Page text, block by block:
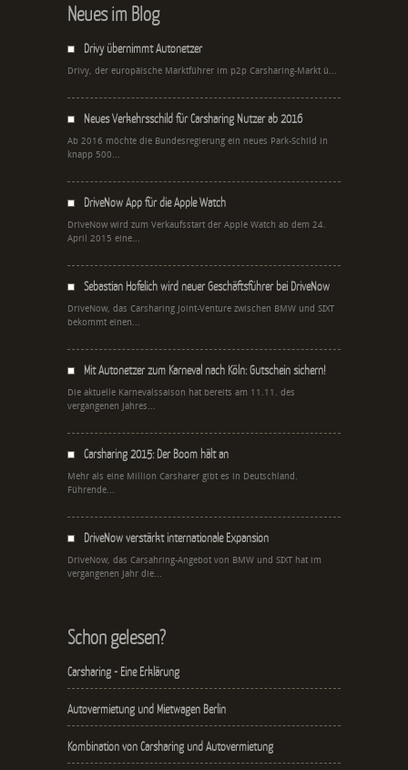
Neues im Blog
Drivy übernimmt Autonetzer
Drivy, der europäische Marktführer im p2p Carsharing-Markt ü...
Neues Verkehrsschild für Carsharing Nutzer ab 2016
Ab 2016 möchte die Bundesregierung ein neues Park-Schild in
knapp 500...
DriveNow App für die Apple Watch
DriveNow wird zum Verkaufsstart der Apple Watch ab dem 24.
April 2015 eine...
Sebastian Hofelich wird neuer Geschäftsführer bei DriveNow
DriveNow, das Carsharing Joint-Venture zwischen BMW und SIXT
bekommt einen...
Mit Autonetzer zum Karneval nach Köln: Gutschein sichern!
Die aktuelle Karnevalssaison hat bereits am 11.11. des
vergangenen Jahres...
Carsharing 2015: Der Boom hält an
Mehr als eine Million Carsharer gibt es in Deutschland.
Führende...
DriveNow verstärkt internationale Expansion
DriveNow, das Carsahring-Angebot von BMW und SIXT hat im
vergangenen Jahr die...
Schon gelesen?
Carsharing - Eine Erklärung
Autovermietung und Mietwagen Berlin
Kombination von Carsharing und Autovermietung